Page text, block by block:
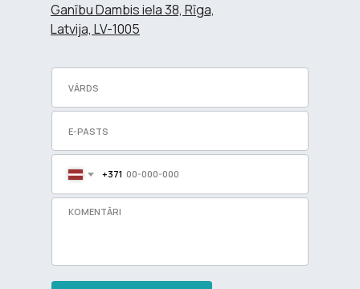
Ganību Dambis iela 38, Rīga,
Latvija, LV-1005
+371